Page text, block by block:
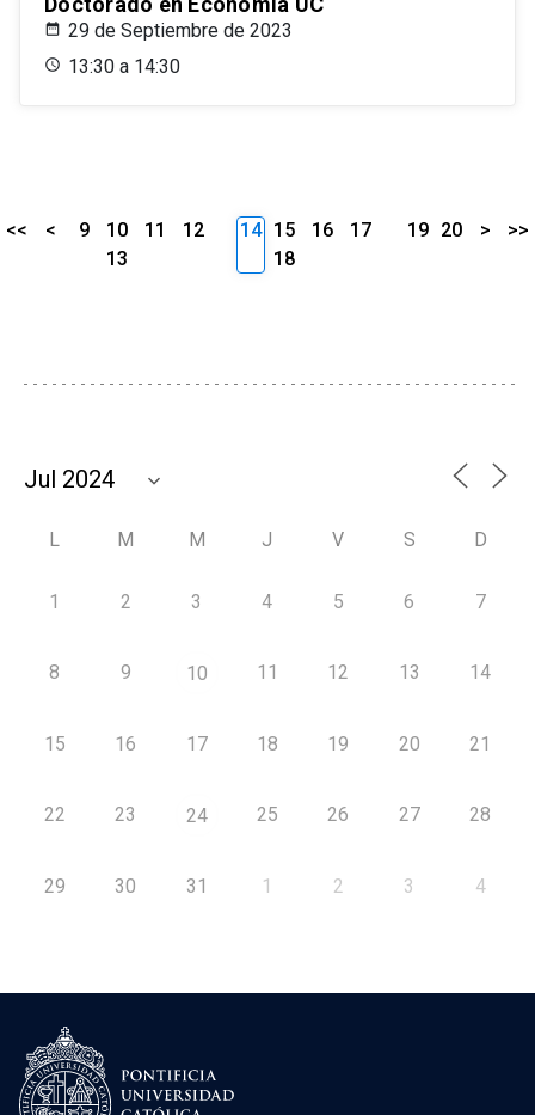
29 de Septiembre de 2023
13:30 a 14:30
<< < 9 10 11
12
13
14 15 16
17
18
19 20 > >>
L M M J V S D
1 2 3 4 5 6 7
8 9 10 11 12 13 14
15 16 17 18 19 20 21
22 23 24 25 26 27 28
29 30 31 1 2 3 4